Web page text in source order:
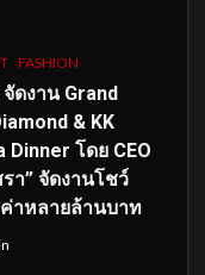
FASHION
ดงาน Grand
& KK
Dinner โดย CEO
า” จัดงานโชว์
าหลายล้านบาท